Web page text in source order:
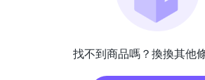
找不到商品嗎？換換其他